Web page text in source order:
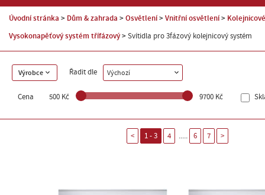
Úvodní stránka Dům & zahrada Osvětlení Vnitřní osvětlení
Vysokonapěťový systém třífázový Svítidla pro 3fázový kolejnicový systém
Výrobce Řadit dle Výchozí
Cena 500 Kč 9700 Kč
< 1 - 3 4 ..... 6 7 >